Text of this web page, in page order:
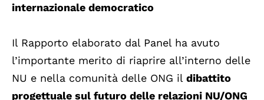
internazionale democratico
Il Rapporto elaborato dal Panel ha avuto
l’importante merito di riaprire all’interno delle
NU e nella comunità delle ONG il dibattito
progettuale sul futuro delle relazioni NU/ONG